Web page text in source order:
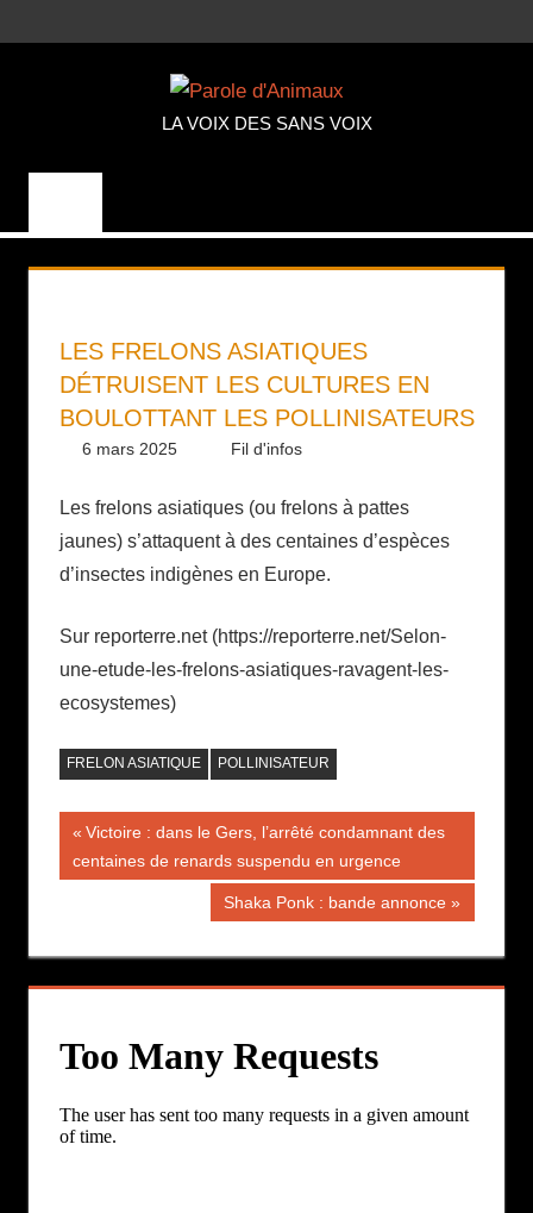
au
LA VOIX DES SANS VOIX
LES FRELONS ASIATIQUES
DÉTRUISENT LES CULTURES EN
BOULOTTANT LES POLLINISATEURS
6 mars 2025 Daniel
Fil d'infos
Les frelons asiatiques (ou frelons à pattes
jaunes) s’attaquent à des centaines d’espèces
d’insectes indigènes en Europe.
Sur reporterre.net (https://reporterre.net/Selon-
une-etude-les-frelons-asiatiques-ravagent-les-
ecosystemes)
FRELON ASIATIQUE POLLINISATEUR
Navigation
de
Publication
précédente :
Victoire : dans le Gers, l’arrêté condamnant des
centaines de renards suspendu en urgence
Publication
Shaka Ponk : bande annonce